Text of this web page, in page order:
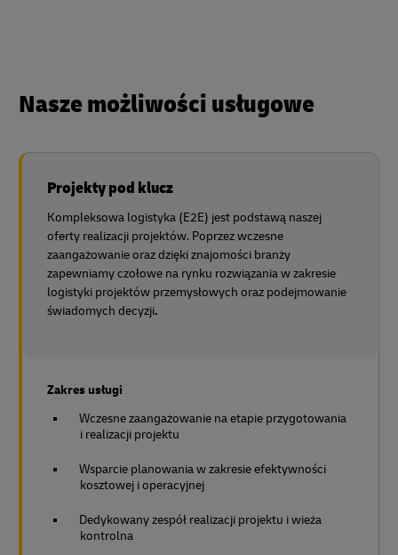
Nasze możliwości usługowe
Projekty pod klucz
Kompleksowa logistyka (E2E) jest podstawą naszej
oferty realizacji projektów. Poprzez wczesne
zaangażowanie oraz dzięki znajomości branży
zapewniamy czołowe na rynku rozwiązania w zakresie
logistyki projektów przemysłowych oraz podejmowanie
świadomych decyzji.
Zakres usługi
Wczesne zaangażowanie na etapie przygotowania
i realizacji projektu
Wsparcie planowania w zakresie efektywności
kosztowej i operacyjnej
Dedykowany zespół realizacji projektu i wieża
kontrolna